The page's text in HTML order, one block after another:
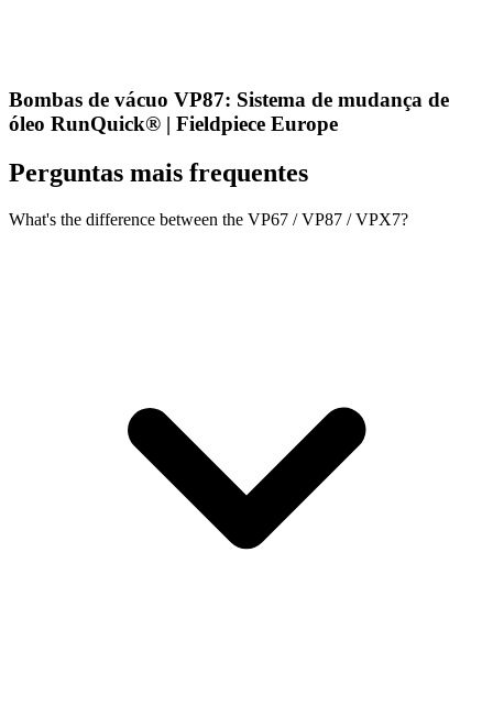
Bombas de vácuo VP87: Sistema de mudança de
óleo RunQuick® | Fieldpiece Europe
Perguntas mais frequentes
What's the difference between the VP67 / VP87 / VPX7?